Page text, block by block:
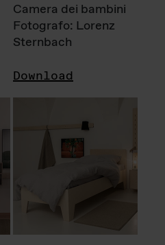
Camera dei bambini
Fotografo: Lorenz
Sternbach
Download